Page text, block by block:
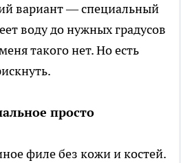
вариант — специальный
воду до нужных градусов
такого нет. Но есть
просто
филе без кожи и костей.